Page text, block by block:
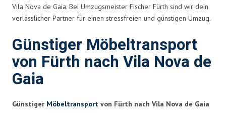
Vila Nova de Gaia. Bei Umzugsmeister Fischer Fürth sind wir dein
verlässlicher Partner für einen stressfreien und günstigen Umzug.
Günstiger Möbeltransport
von Fürth nach Vila Nova de
Gaia
Günstiger Möbeltransport von Fürth nach Vila Nova de Gaia